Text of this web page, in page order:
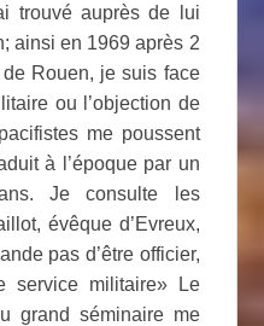
trouvé auprès de lui
ainsi en 1969 après 2
Rouen, je suis face
ou l’objection de
me poussent
à l’époque par un
Je consulte les
évêque d’Evreux,
pas d’être officier,
service militaire» Le
grand séminaire me